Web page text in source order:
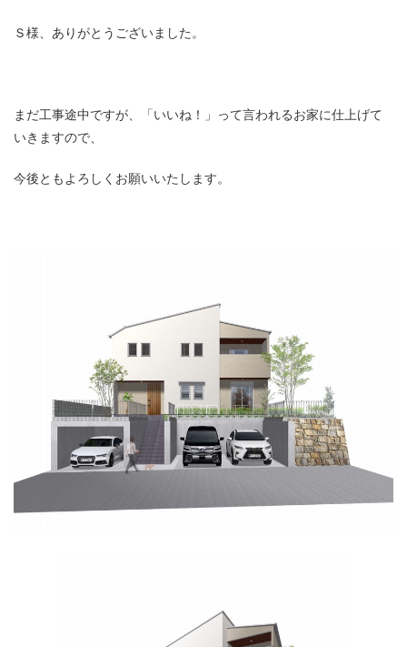
Ｓ様、ありがとうございました。
まだ工事途中ですが、「いいね！」って言われるお家に仕上げて
いきますので、
今後ともよろしくお願いいたします。